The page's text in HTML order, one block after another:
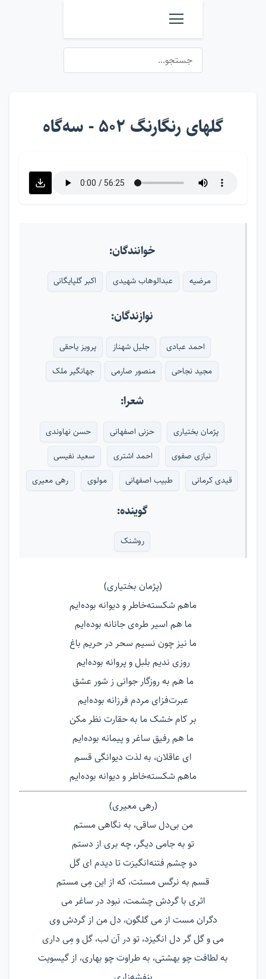
گلهای رنگارنگ ۵۰۲ - سه‌گاه
خوانندگان:
مرضیه عبدالوهاب شهیدی اکبر گلپایگانی
نوازندگان:
احمد عبادی جلیل شهناز
پرویز یاحقی
مجید نجاحی
منصور صارمی جهانگیر ملک
شعرا:
پژمان بختیاری حزنی اصفهانی
حسن نهاوندی
نیازی صفوی
احمد اشتری
سعید نفیسی
قیدی کرمانی
طبیب اصفهانی مولوی رهی معیری
گوینده:
روشنک
(پژمان بختیاری)
ماهم شکسته‌خاطر و دیوانه بوده‌ایم
ما هم اسیر طره‌ی جانانه بوده‌ایم
ما نیز چون نسیم سحر در حریم باغ
روزی ندیم بلبل و پروانه بوده‌ایم
ما هم به روزگار جوانی ز شور عشق
عبرت‌فزای مردم فرزانه بوده‌ایم
بر کام خشک ما به حقارت نظر مکن
ما هم رفیق ساغر و پیمانه بوده‌ایم
ای عاقلان، به لذت دیوانگی قسم
ماهم شکسته‌خاطر و دیوانه بوده‌ایم
(رهی معیری)
من بی‌دل ساقی، به نگاهی مستم
تو به جامی دیگر، چه بری از دستم
دو چشم فتنه‌انگیزت تا دیدم ای گل
قسم به نرگس مستت، که از این مِی مستم
اثری با گردش چشمت، نبود در ساغر می
دگران مست از می گلگون، دل من از گردش وی
می و گل گر دل انگیزد، تو در آن لب، گل و مِی داری
به لطافت چو بهشتی، به طراوت چو بهاری، از گیسویت